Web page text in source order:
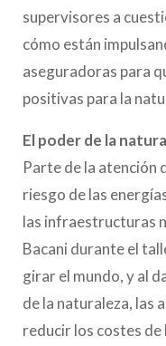
supervisores a
cómo están
aseguradoras para
positivas para la
El poder de la
Parte de la atención
riesgo de las
las infraestructuras
Bacani durante el
girar el mundo, y al
de la naturaleza, las
reducir los costes